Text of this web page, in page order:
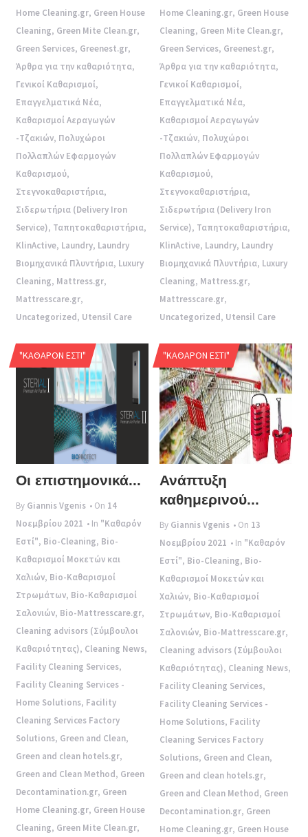
Home Cleaning.gr, Green House
Cleaning, Green Mite Clean.gr,
Green Services, Greenest.gr,
Άρθρα για την καθαριότητα,
Γενικοί Καθαρισμοί,
Επαγγελματικά Νέα,
Καθαρισμοί Αεραγωγών
-Τζακιών, Πολυχώροι
Πολλαπλών Εφαρμογών
Καθαρισμού,
Στεγνοκαθαριστήρια,
Σιδερωτήρια (Delivery Iron
Service), Ταπητοκαθαριστήρια,
KlinActive, Laundry, Laundry
Βιομηχανικά Πλυντήρια, Luxury
Cleaning, Mattress.gr,
Mattresscare.gr,
Uncategorized, Utensil Care
Home Cleaning.gr, Green House
Cleaning, Green Mite Clean.gr,
Green Services, Greenest.gr,
Άρθρα για την καθαριότητα,
Γενικοί Καθαρισμοί,
Επαγγελματικά Νέα,
Καθαρισμοί Αεραγωγών
-Τζακιών, Πολυχώροι
Πολλαπλών Εφαρμογών
Καθαρισμού,
Στεγνοκαθαριστήρια,
Σιδερωτήρια (Delivery Iron
Service), Ταπητοκαθαριστήρια,
KlinActive, Laundry, Laundry
Βιομηχανικά Πλυντήρια, Luxury
Cleaning, Mattress.gr,
Mattresscare.gr,
Uncategorized, Utensil Care
"ΚΑΘΑΡΌΝ ΕΣΤΊ"
Οι επιστημονικά...
By Giannis Vgenis • On 14
Νοεμβρίου 2021 • In "Καθαρόν
Εστί", Bio-Cleaning, Bio-
Καθαρισμοί Μοκετών και
Χαλιών, Bio-Καθαρισμοί
Στρωμάτων, Bio-Καθαρισμοί
Σαλονιών, Bio-Mattresscare.gr,
Cleaning advisors (Σύμβουλοι
Καθαριότητας), Cleaning News,
Facility Cleaning Services,
Facility Cleaning Services -
Home Solutions, Facility
Cleaning Services Factory
Solutions, Green and Clean,
Green and clean hotels.gr,
Green and Clean Method, Green
Decontamination.gr, Green
Home Cleaning.gr, Green House
Cleaning, Green Mite Clean.gr,
"ΚΑΘΑΡΌΝ ΕΣΤΊ"
Ανάπτυξη
καθημερινού...
By Giannis Vgenis • On 13
Νοεμβρίου 2021 • In "Καθαρόν
Εστί", Bio-Cleaning, Bio-
Καθαρισμοί Μοκετών και
Χαλιών, Bio-Καθαρισμοί
Στρωμάτων, Bio-Καθαρισμοί
Σαλονιών, Bio-Mattresscare.gr,
Cleaning advisors (Σύμβουλοι
Καθαριότητας), Cleaning News,
Facility Cleaning Services,
Facility Cleaning Services -
Home Solutions, Facility
Cleaning Services Factory
Solutions, Green and Clean,
Green and clean hotels.gr,
Green and Clean Method, Green
Decontamination.gr, Green
Home Cleaning.gr, Green House